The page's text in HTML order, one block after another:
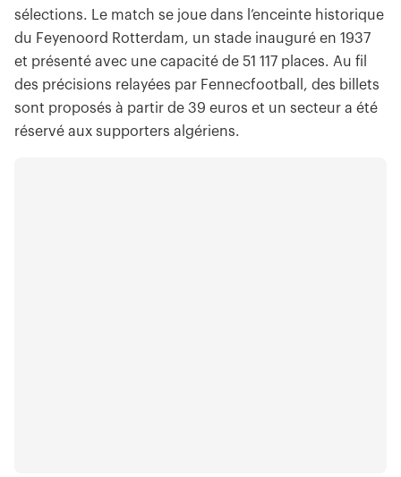
sélections. Le match se joue dans l’enceinte historique
du Feyenoord Rotterdam, un stade inauguré en 1937
et présenté avec une capacité de 51 117 places. Au fil
des précisions relayées par Fennecfootball, des billets
sont proposés à partir de 39 euros et un secteur a été
réservé aux supporters algériens.